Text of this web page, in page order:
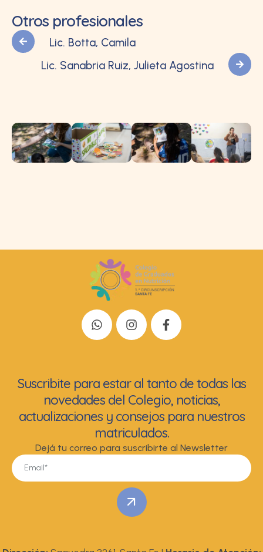
Otros profesionales
Lic. Botta, Camila
Lic. Sanabria Ruiz, Julieta Agostina
Suscribite para estar al tanto de todas las
novedades del Colegio, noticias,
actualizaciones y consejos para nuestros
matriculados.
Dejá tu correo para suscribirte al Newsletter